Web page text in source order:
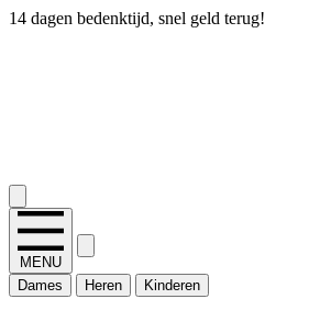
14 dagen bedenktijd, snel geld terug!
MENU
Dames
Heren Kinderen